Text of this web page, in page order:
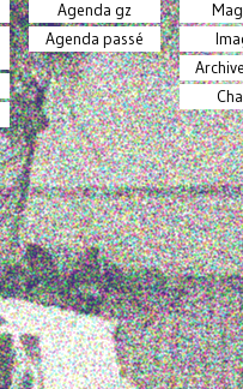
Agenda gz
Agenda passé